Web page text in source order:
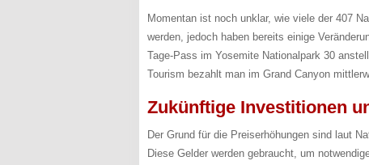
Momentan ist noch unklar, wie viele der 407
werden, jedoch haben bereits einige
Tage-Pass im Yosemite Nationalpark 30
Tourism bezahlt man im Grand Canyon
Zukünftige Investitionen
Der Grund für die Preiserhöhungen sind laut
Diese Gelder werden gebraucht, um